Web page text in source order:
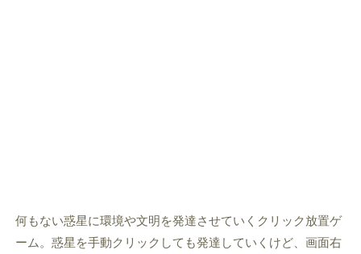
何もない惑星に環境や文明を発達させていくクリック放置ゲ
ーム。惑星を手動クリックしても発達していくけど、画面右